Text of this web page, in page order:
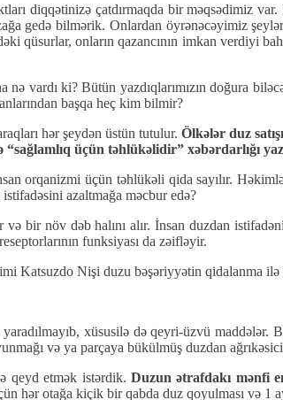
diqqətinizə çatdırmaqda bir məqsədimiz
gedə bilmərik. Onlardan öyrənəcəyimiz
qüsurlar, onların qazancının imkan verdiyi
nə vardı ki? Bütün yazdıqlarımızın doğura
başqa heç kim bilmir?
hər şeydən üstün tutulur. Ölkələr duz
üçün təhlükəlidir” xəbərdarlığı
orqanizmi üçün təhlükəli qida sayılır.
azaltmağa məcbur edə?
və bir növ dəb halını alır. İnsan duzdan
funksiyası da zəifləyir.
Katsuzdo Nişi duzu bəşəriyyətin qidalanma ilə
xüsusilə də qeyri-üzvü
və ya parçaya bükülmüş duzdan
qeyd etmək istərdik. Duzun ətrafdakı mənfi
hər otağa kiçik bir qabda duz qoyulması və 1